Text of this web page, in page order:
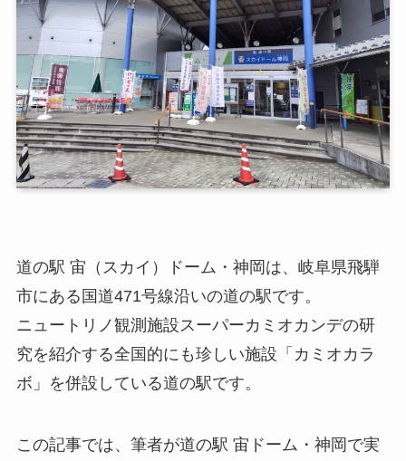
道の駅 宙（スカイ）ドーム・神岡は、岐阜県飛騨
市にある国道471号線沿いの道の駅です。
ニュートリノ観測施設スーパーカミオカンデの研
究を紹介する全国的にも珍しい施設「カミオカラ
ボ」を併設している道の駅です。
この記事では、筆者が道の駅 宙ドーム・神岡で実